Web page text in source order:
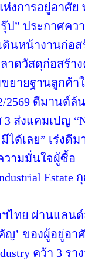
งการอยู่อาศั
” ประกาศคว
นหน้างานก่อส
าดวัสดุก่อสร้า
ยายฐานลูกค้
ดีมานด์ล้
ส่งแคมเปญ
ด้เลย” เร่งดี
วามมั่นใจผู้ซื้อ
ทย ผ่านแลนด์
ญ’ ของผู้อยู่อ
คว้า 3 ร